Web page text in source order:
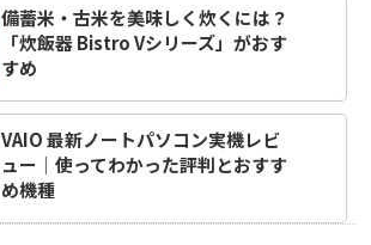
備蓄米・古米を美味しく炊くには？
「炊飯器 Bistro Vシリーズ」がおす
すめ
VAIO 最新ノートパソコン実機レビ
ュー｜使ってわかった評判とおすす
め機種